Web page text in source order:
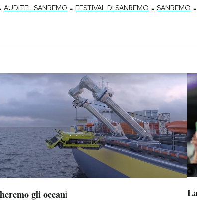
AUDITEL SANREMO - FESTIVAL DI SANREMO - SANREMO -
gli oceani